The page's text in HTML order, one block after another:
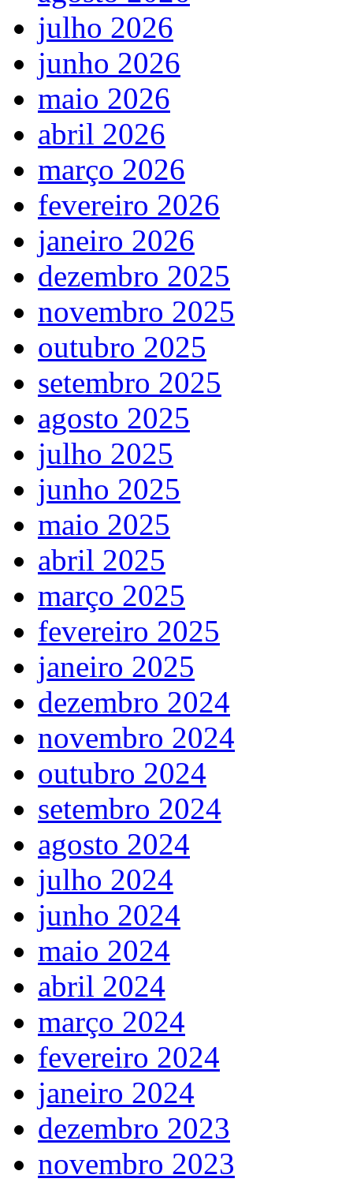
julho 2026
junho 2026
maio 2026
abril 2026
março 2026
fevereiro 2026
janeiro 2026
dezembro 2025
novembro 2025
outubro 2025
setembro 2025
agosto 2025
julho 2025
junho 2025
maio 2025
abril 2025
março 2025
fevereiro 2025
janeiro 2025
dezembro 2024
novembro 2024
outubro 2024
setembro 2024
agosto 2024
julho 2024
junho 2024
maio 2024
abril 2024
março 2024
fevereiro 2024
janeiro 2024
dezembro 2023
novembro 2023